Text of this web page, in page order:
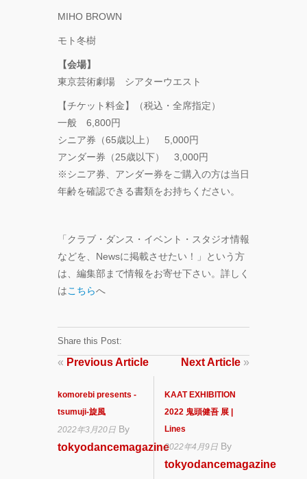
MIHO BROWN
モト冬樹
【会場】
東京芸術劇場 シアターウエスト
【チケット料金】（税込・全席指定）
一般 6,800円
シニア券（65歳以上） 5,000円
アンダー券（25歳以下） 3,000円
※シニア券、アンダー券をご購入の方は当日
年齢を確認できる書類をお持ちください。
「クラブ・ダンス・イベント・スタジオ情報
などを、Newsに掲載させたい！」という方
は、編集部まで情報をお寄せ下さい。詳しく
はこちらへ
Share this Post:
« Previous Article
komorebi presents -
tsumuji-旋風
2022年3月20日 By
tokyodancemagazine
Next Article »
KAAT EXHIBITION
2022 鬼頭健吾 展 |
Lines
2022年4月9日 By
tokyodancemagazine